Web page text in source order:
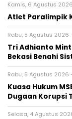
Kamis, 6 Agustus
Atlet Paralimpik
Rabu, 5 Agustus 2026 -
Tri Adhianto
Bekasi Benahi
Rabu, 5 Agustus 2026
Kuasa Hukum
Dugaan Korupsi
Selasa, 4 Agustus